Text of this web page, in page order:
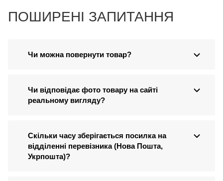
ПОШИРЕНІ ЗАПИТАННЯ
Чи можна повернути товар?
Чи відповідає фото товару на сайті
реальному вигляду?
Скільки часу зберігається посилка на
відділенні перевізника (Нова Пошта,
Укрпошта)?